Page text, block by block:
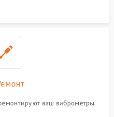
ваш виброметры.